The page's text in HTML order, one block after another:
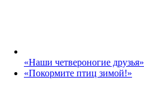
«Наши четвероногие друзья»
«Покормите птиц зимой!»